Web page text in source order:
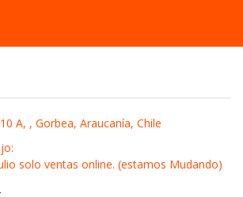
A, , Gorbea, Araucanía, Chile
solo ventas online. (estamos Mudando)